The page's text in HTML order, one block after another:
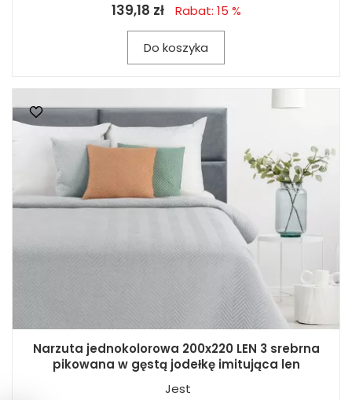
139,18 zł Rabat: 15 %
Do koszyka
Narzuta jednokolorowa 200x220 LEN 3 srebrna
pikowana w gęstą jodełkę imitująca len
Jest